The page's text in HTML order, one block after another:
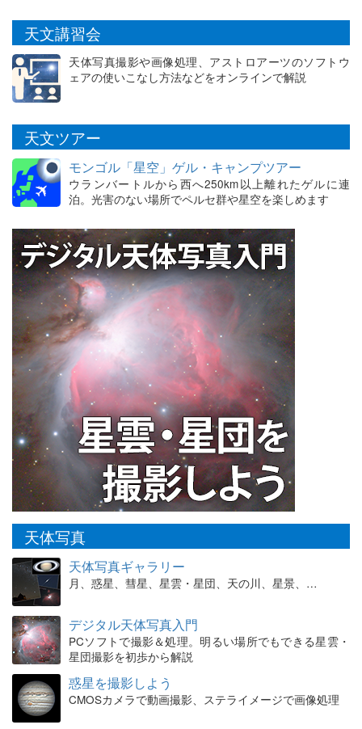
天文講習会
天体写真撮影や画像処理、アストロアーツのソフトウ
ェアの使いこなし方法などをオンラインで解説
天文ツアー
モンゴル「星空」ゲル・キャンプツアー
ウランバートルから西へ250km以上離れたゲルに連
泊。光害のない場所でペルセ群や星空を楽しめます
天体写真
天体写真ギャラリー
月、惑星、彗星、星雲・星団、天の川、星景、…
デジタル天体写真入門
PCソフトで撮影＆処理。明るい場所でもできる星雲・
星団撮影を初歩から解説
惑星を撮影しよう
CMOSカメラで動画撮影、ステライメージで画像処理